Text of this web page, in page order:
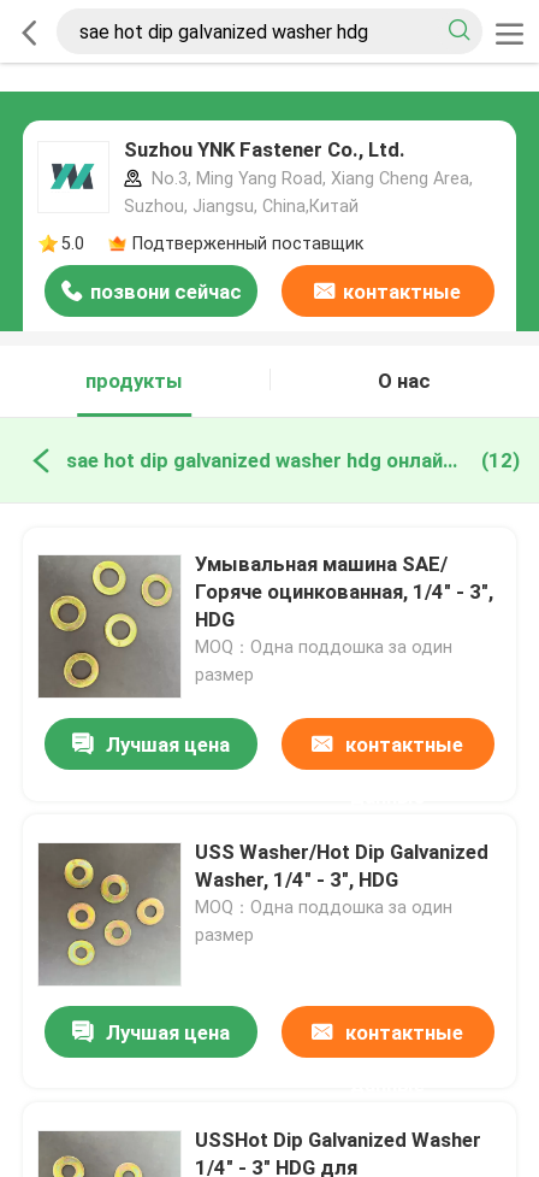
Suzhou YNK Fastener Co., Ltd.
No.3, Ming Yang Road, Xiang Cheng Area,
Suzhou, Jiangsu, China,Китай
5.0
Подтверженный поставщик
позвони сейчас контактные
продукты
О нас
sae hot dip galvanized washer hdg онлайн производство (12)
Умывальная машина SAE/
Горяче оцинкованная, 1/4" - 3",
HDG
MOQ：Одна поддошка за один
размер
Лучшая цена контактные
USS Washer/Hot Dip Galvanized
Washer, 1/4" - 3", HDG
MOQ：Одна поддошка за один
размер
Лучшая цена контактные
USSHot Dip Galvanized Washer
1/4" - 3" HDG для